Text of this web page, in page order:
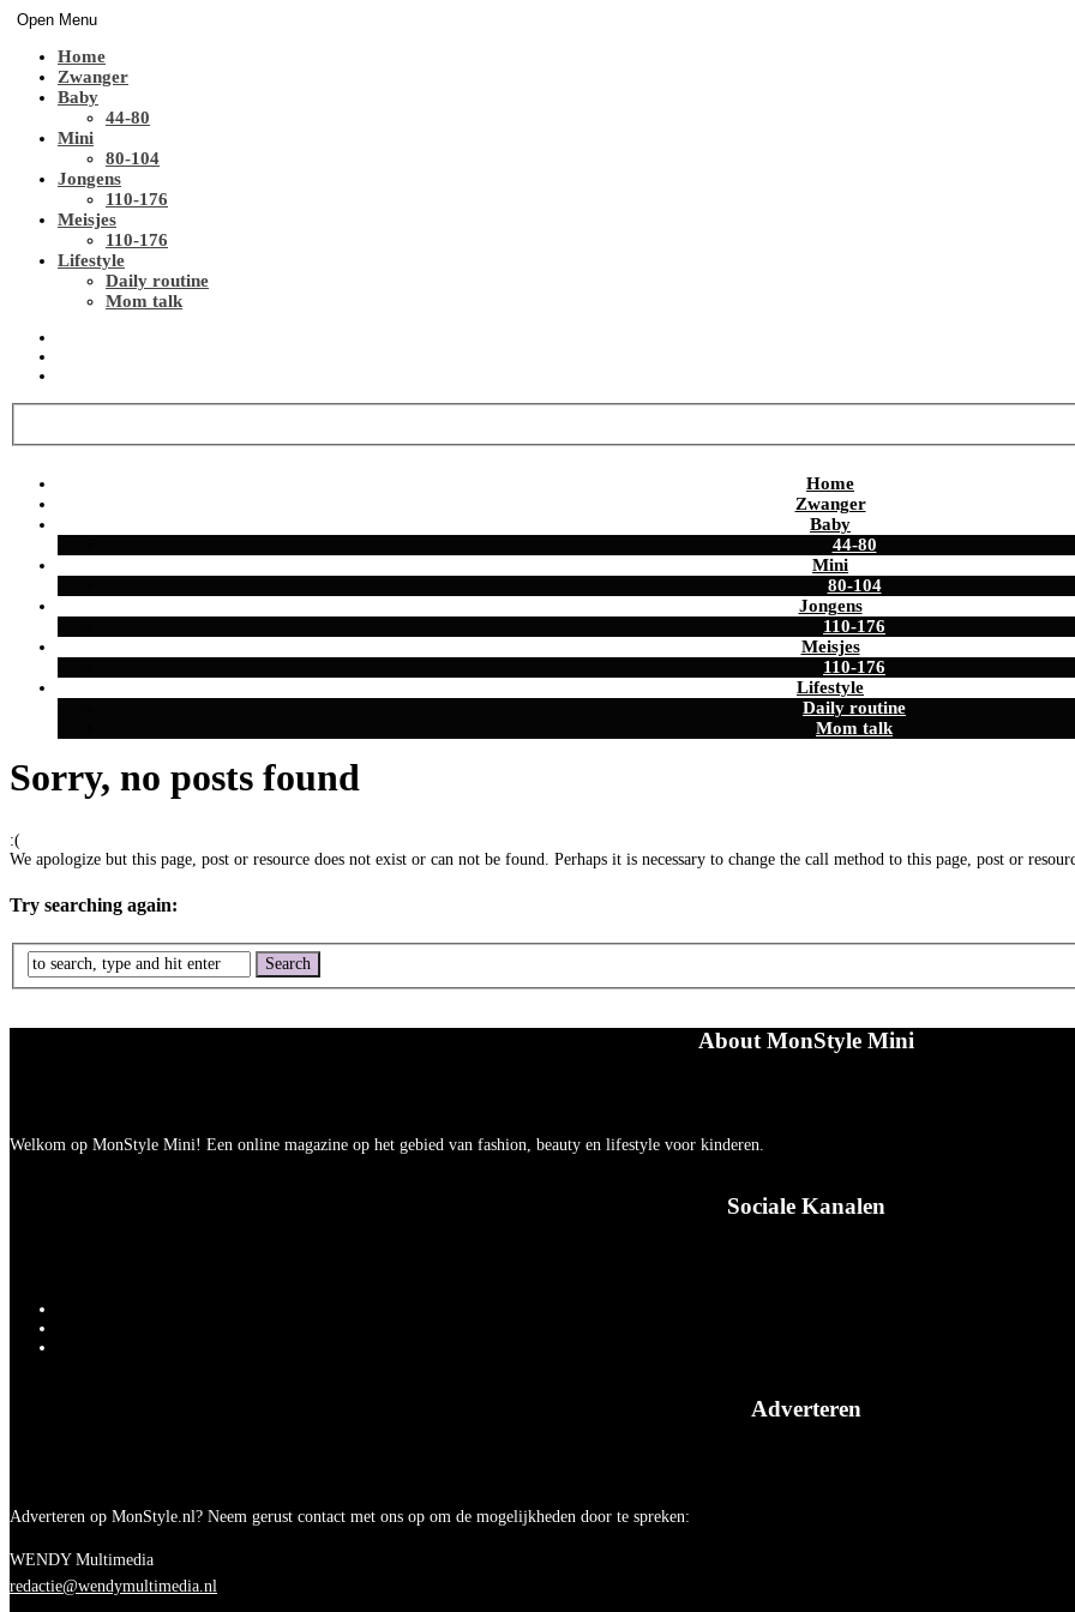
Open Menu
Home
Zwanger
Baby
44-80
Mini
80-104
Jongens
110-176
Meisjes
110-176
Lifestyle
Daily routine
Mom talk
Home
Zwanger
Baby
44-80
Mini
80-104
Jongens
110-176
Meisjes
110-176
Lifestyle
Daily routine
Mom talk
Sorry, no posts found
:(
We apologize but this page, post or resource does not exist or can not be found. Perhaps it is necessary to change the call method to this page, post or
Try searching again:
About MonStyle Mini
Welkom op MonStyle Mini! Een online magazine op het gebied van fashion, beauty en lifestyle voor kinderen.
Sociale Kanalen
Adverteren
Adverteren op MonStyle.nl? Neem gerust contact met ons op om de mogelijkheden door te spreken:
WENDY Multimedia
redactie@wendymultimedia.nl